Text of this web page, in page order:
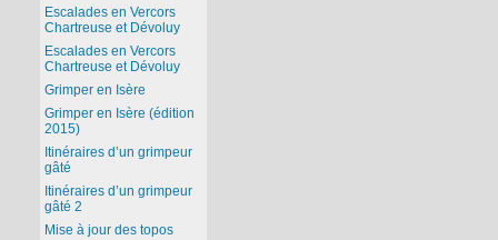
Escalades en Vercors
Chartreuse et Dévoluy
Escalades en Vercors
Chartreuse et Dévoluy
Grimper en Isère
Grimper en Isère (édition
2015)
Itinéraires d’un grimpeur
gâté
Itinéraires d’un grimpeur
gâté 2
Mise à jour des topos